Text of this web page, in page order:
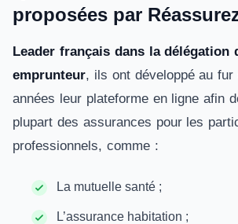
proposées par
Leader français dans la délégation
emprunteur, ils ont développé au
années leur plateforme en ligne afin
plupart des assurances pour les
professionnels, comme :
La mutuelle santé ;
L’assurance habitation ;